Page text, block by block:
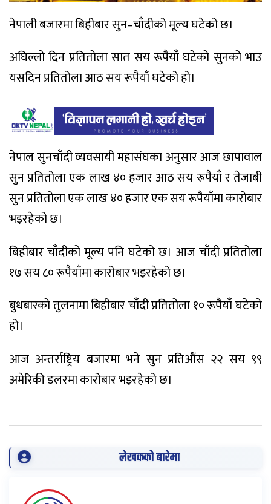
नेपाली बजारमा बिहीबार सुन–चाँदीको मूल्य घटेको छ।
अघिल्लो दिन प्रतितोला सात सय रूपैयाँ घटेको सुनको भाउ
यसदिन प्रतितोला आठ सय रूपैयाँ घटेको हो।
नेपाल सुनचाँदी व्यवसायी महासंघका अनुसार आज छापावाल
सुन प्रतितोला एक लाख ४० हजार आठ सय रूपैयाँ र तेजाबी
सुन प्रतितोला एक लाख ४० हजार एक सय रूपैयाँमा कारोबार
भइरहेको छ।
बिहीबार चाँदीको मूल्य पनि घटेको छ। आज चाँदी प्रतितोला
१७ सय ८० रूपैयाँमा कारोबार भइरहेको छ।
बुधबारको तुलनामा बिहीबार चाँदी प्रतितोला १० रूपैयाँ घटेको
हो।
आज अन्तर्राष्ट्रिय बजारमा भने सुन प्रतिऔंस २२ सय ९९
अमेरिकी डलरमा कारोबार भइरहेको छ।
लेखकको बारेमा